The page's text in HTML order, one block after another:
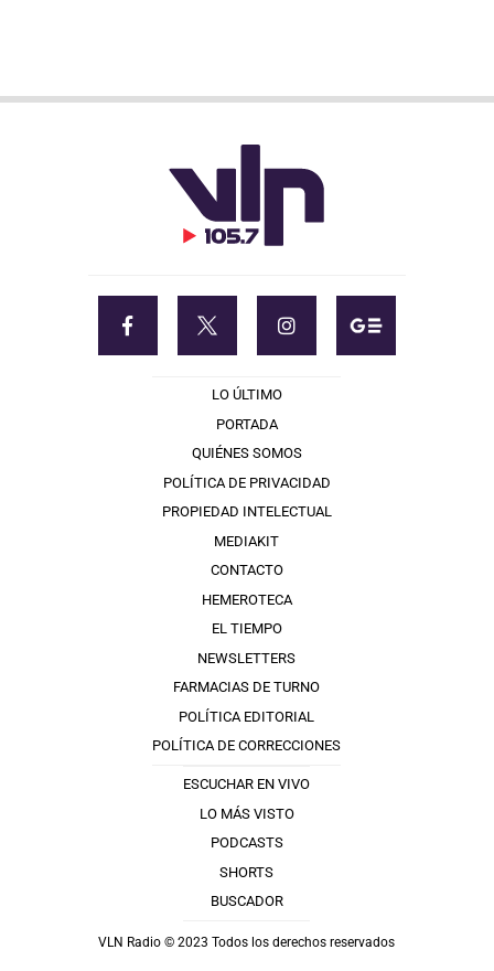
LO ÚLTIMO
PORTADA
QUIÉNES SOMOS
POLÍTICA DE PRIVACIDAD
PROPIEDAD INTELECTUAL
MEDIAKIT
CONTACTO
HEMEROTECA
EL TIEMPO
NEWSLETTERS
FARMACIAS DE TURNO
POLÍTICA EDITORIAL
POLÍTICA DE CORRECCIONES
ESCUCHAR EN VIVO
LO MÁS VISTO
PODCASTS
SHORTS
BUSCADOR
VLN Radio © 2023 Todos los derechos reservados